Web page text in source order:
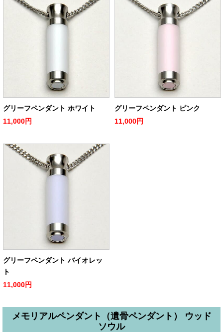
グリーフペンダント ホワイト
11,000円
グリーフペンダント ピンク
11,000円
グリーフペンダント バイオレッ
ト
11,000円
メモリアルペンダント（遺骨ペンダント） ウッド
ソウル